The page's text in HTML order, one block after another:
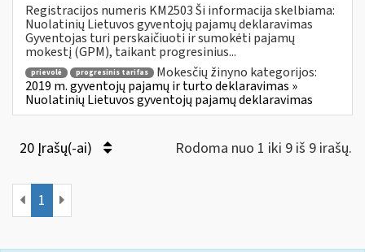
Registracijos numeris KM2503 Ši informacija skelbiama:
Nuolatinių Lietuvos gyventojų pajamų deklaravimas
Gyventojas turi perskaičiuoti ir sumokėti pajamų
mokestį (GPM), taikant progresinius...
prievolė progresinis tarifas
Mokesčių žinyno kategorijos:
2019 m. gyventojų pajamų ir turto deklaravimas »
Nuolatinių Lietuvos gyventojų pajamų deklaravimas
20 Įrašų(-ai) Rodoma nuo 1 iki 9 iš 9 irašų.
1